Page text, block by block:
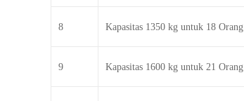
8 Kapasitas 1350 kg untuk 18 Orang
9 Kapasitas 1600 kg untuk 21 Orang